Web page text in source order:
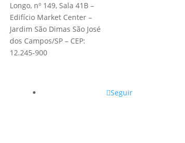
Longo, nº 149, Sala 41B –
Edifício Market Center –
Jardim São Dimas São José
dos Campos/SP – CEP:
12.245-900
Seguir